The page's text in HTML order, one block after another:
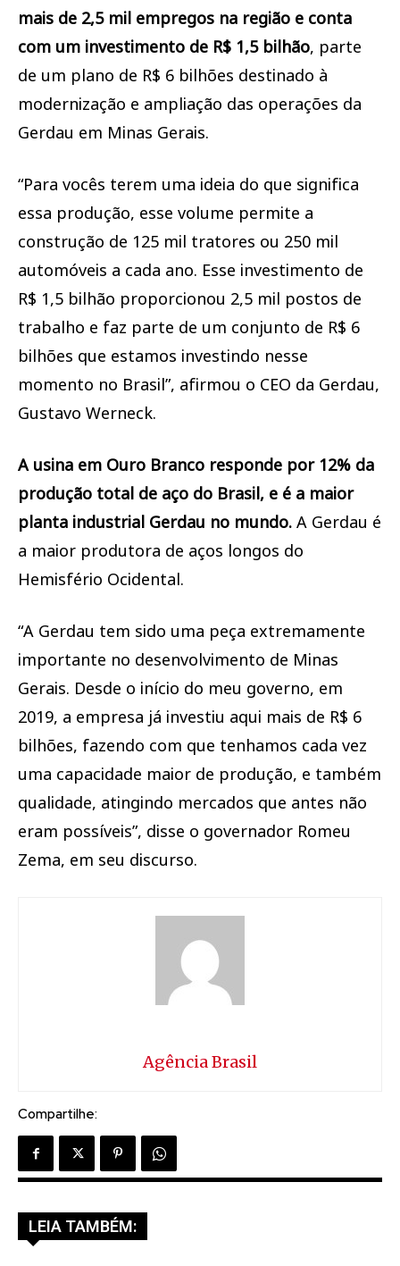
mais de 2,5 mil empregos na região e conta
com um investimento de R$ 1,5 bilhão, parte
de um plano de R$ 6 bilhões destinado à
modernização e ampliação das operações da
Gerdau em Minas Gerais.
“Para vocês terem uma ideia do que significa
essa produção, esse volume permite a
construção de 125 mil tratores ou 250 mil
automóveis a cada ano. Esse investimento de
R$ 1,5 bilhão proporcionou 2,5 mil postos de
trabalho e faz parte de um conjunto de R$ 6
bilhões que estamos investindo nesse
momento no Brasil”, afirmou o CEO da Gerdau,
Gustavo Werneck.
A usina em Ouro Branco responde por 12% da
produção total de aço do Brasil, e é a maior
planta industrial Gerdau no mundo. A Gerdau é
a maior produtora de aços longos do
Hemisfério Ocidental.
“A Gerdau tem sido uma peça extremamente
importante no desenvolvimento de Minas
Gerais. Desde o início do meu governo, em
2019, a empresa já investiu aqui mais de R$ 6
bilhões, fazendo com que tenhamos cada vez
uma capacidade maior de produção, e também
qualidade, atingindo mercados que antes não
eram possíveis”, disse o governador Romeu
Zema, em seu discurso.
Agência Brasil
Compartilhe:
LEIA TAMBÉM: